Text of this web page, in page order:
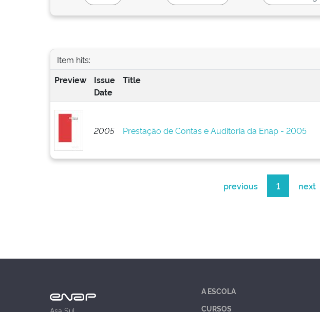
Item hits:
Preview
Issue
Date
Title
2005 Prestação de Contas e Auditoria da Enap - 2005
previous 1 next
A ESCOLA
CURSOS